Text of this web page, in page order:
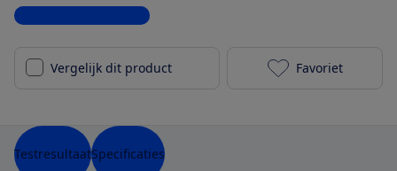
Bekijk alle specificaties
Vergelijk dit product Miele WDD
Favoriet
TestresultaatSpecificaties